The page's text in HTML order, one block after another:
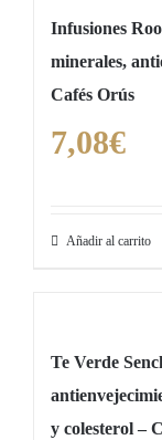
Infusiones
minerales,
Cafés Orús
7,08€
Añadir al carrito
Te Verde
y colesterol –